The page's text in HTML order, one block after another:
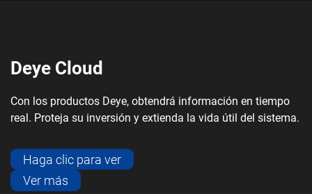
Deye Cloud
Con los productos Deye, obtendrá información en tiempo
real. Proteja su inversión y extienda la vida útil del sistema.
Haga clic para ver
Ver más